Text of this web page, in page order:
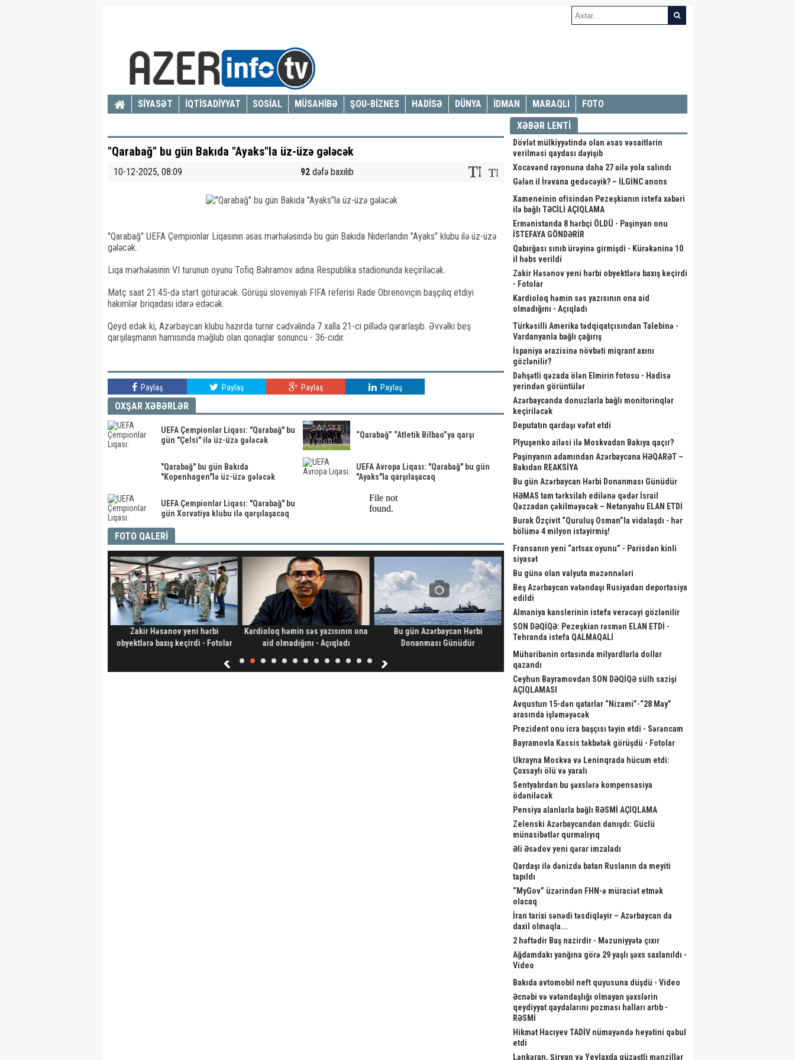
SİYASƏT İQTİSADİYYAT SOSİAL MÜSAHİBƏ ŞOU-BİZNES HADİSƏ DÜNYA İDMAN MARAQLI FOTO
"Qarabağ" bu gün Bakıda "Ayaks"la üz-üzə gələcək
10-12-2025, 08:09 92 dəfə baxılıb
"Qarabağ" UEFA Çempionlar Liqasının əsas mərhələsində bu gün Bakıda Niderlandın "Ayaks" klubu ilə üz-üzə
gələcək.
Liqa mərhələsinin VI turunun oyunu Tofiq Bəhramov adına Respublika stadionunda keçiriləcək.
Matç saat 21:45-də start götürəcək. Görüşü sloveniyalı FIFA referisi Rade Obrenoviçin başçılıq etdiyi
hakimlər briqadası idarə edəcək.
Qeyd edək ki, Azərbaycan klubu hazırda turnir cədvəlində 7 xalla 21-ci pillədə qərarlaşıb. Əvvəlki beş
qarşılaşmanın hamısında məğlub olan qonaqlar sonuncu - 36-cıdır.
Paylaş Paylaş Paylaş Paylaş
OXŞAR XƏBƏRLƏR
UEFA Çempionlar Liqası: "Qarabağ" bu
gün "Çelsi" ilə üz-üzə gələcək
“Qarabağ” “Atletik Bilbao”ya qarşı
"Qarabağ" bu gün Bakıda
"Kopenhagen"lə üz-üzə gələcək
UEFA Avropa Liqası: "Qarabağ" bu gün
"Ayaks"la qarşılaşacaq
UEFA Çempionlar Liqası: "Qarabağ" bu
gün Xorvatiya klubu ilə qarşılaşacaq
FOTO QALERİ
Zakir Həsənov yeni hərbi
obyektlərə baxış keçirdi - Fotolar
Kardioloq həmin səs yazısının ona
aid olmadığını - Açıqladı
Bu gün Azərbaycan Hərbi
Donanması Günüdür
“MyGov” üzərindən FHN-ə müraciət
etmək olacaq
Kartdan karta köçürmələrə qoyulan
XƏBƏR LENTİ
Dövlət mülkiyyətində olan əsas vəsaitlərin
verilməsi qaydası dəyişib
Xocavənd rayonuna daha 27 ailə yola salındı
Gələn il İrəvana gedəcəyik? – İLGİNC anons
Xameneinin ofisindən Pezeşkianın istefa xəbəri
ilə bağlı TƏCİLİ AÇIQLAMA
Ermənistanda 8 hərbçi ÖLDÜ - Paşinyan onu
İSTEFAYA GÖNDƏRİR
Qabırğası sınıb ürəyinə girmişdi - Kürəkəninə 10
il həbs verildi
Zakir Həsənov yeni hərbi obyektlərə baxış keçirdi
- Fotolar
Kardioloq həmin səs yazısının ona aid
olmadığını - Açıqladı
Türkəsilli Amerika tədqiqatçısından Talebinə -
Vardanyanla bağlı çağırış
İspaniya ərazisinə növbəti miqrant axını
gözlənilir?
Dəhşətli qəzada ölən Elmirin fotosu - Hadisə
yerindən görüntülər
Azərbaycanda donuzlarla bağlı monitorinqlər
keçiriləcək
Deputatın qardaşı vəfat etdi
Plyuşenko ailəsi ilə Moskvadan Bakıya qaçır?
Paşinyanın adamından Azərbaycana HƏQARƏT –
Bakıdan REAKSİYA
Bu gün Azərbaycan Hərbi Donanması Günüdür
HƏMAS tam tərksilah edilənə qədər İsrail
Qəzzadan çəkilməyəcək – Netanyahu ELAN ETDİ
Burak Özçivit “Quruluş Osman”la vidalaşdı - hər
bölümə 4 milyon istəyirmiş!
Fransanın yeni “artsax oyunu” - Parisdən kinli
siyasət
Bu günə olan valyuta məzənnələri
Beş Azərbaycan vətəndaşı Rusiyadan deportasiya
edildi
Almaniya kanslerinin istefa verəcəyi gözlənilir
SON DƏQİQƏ: Pezeşkian rəsmən ELAN ETDİ -
Tehranda istefa QALMAQALI
Müharibənin ortasında milyardlarla dollar
qazandı
Ceyhun Bayramovdan SON DƏQİQƏ sülh sazişi
AÇIQLAMASI
Avqustun 15-dən qatarlar “Nizami”-“28 May”
arasında işləməyəcək
Prezident onu icra başçısı təyin etdi - Sərəncam
Bayramovla Kassis təkbətək görüşdü - Fotolar
Ukrayna Moskva və Leninqrada hücum etdi:
Çoxsaylı ölü və yaralı
Sentyabrdan bu şəxslərə kompensasiya
ödəniləcək
Pensiya alanlarla bağlı RƏSMİ AÇIQLAMA
Zelenski Azərbaycandan danışdı: Güclü
münasibətlər qurmalıyıq
Əli Əsədov yeni qərar imzaladı
Qardaşı ilə dənizdə batan Ruslanın da meyiti
tapıldı
“MyGov” üzərindən FHN-ə müraciət etmək
olacaq
İran tarixi sənədi təsdiqləyir – Azərbaycan da
daxil olmaqla...
2 həftədir Baş nazirdir - Məzuniyyətə çıxır
Ağdamdakı yanğına görə 29 yaşlı şəxs saxlanıldı -
Video
Bakıda avtomobil neft quyusuna düşdü - Video
Əcnəbi və vətəndaşlığı olmayan şəxslərin
qeydiyyat qaydalarını pozması halları artıb -
RƏSMİ
Hikmət Hacıyev TADİV nümayəndə heyətini qəbul
etdi
Lənkəran, Şirvan və Yevlaxda güzəştli mənzillər